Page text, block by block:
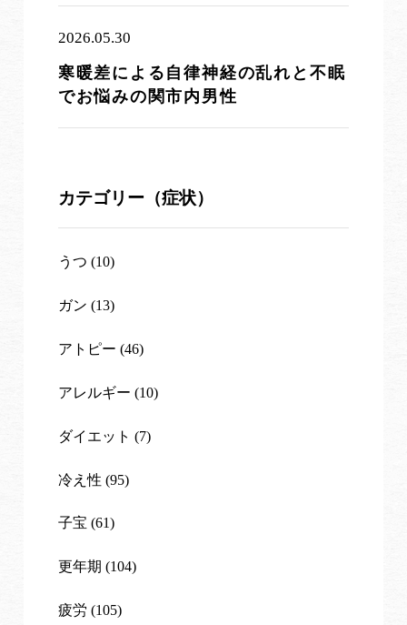
2026.05.30
寒暖差による自律神経の乱れと不眠
でお悩みの関市内男性
カテゴリー（症状）
うつ (10)
ガン (13)
アトピー (46)
アレルギー (10)
ダイエット (7)
冷え性 (95)
子宝 (61)
更年期 (104)
疲労 (105)